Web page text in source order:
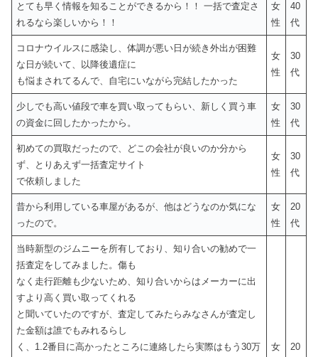
とても早く情報を知ることができるから！！ 一括で査定さ
れるなら楽しいから！！
女
性
40
代
コロナウイルスに感染し、体調が悪い日が続き外出が困難
な日が続いて、以降後遺症に
も悩まされてるんで、自宅にいながら完結したかった
女
性
30
代
少しでも高い値段で車を買い取ってもらい、新しく買う車
の資金に回したかったから。
女
性
30
代
初めての買取だったので、どこの会社が良いのか分から
ず、とりあえず一括査定サイト
で依頼しました
女
性
30
代
昔から利用している車屋があるが、他はどうなのか気にな
ったので。
女
性
20
代
当時新型のジムニーを所有しており、知り合いの勧めで一
括査定をしてみました。傷も
なく走行距離も少ないため、知り合いからはメーカーに出
すより高く買い取ってくれる
と聞いていたのですが、査定してみたらみなさんが査定し
た金額は誰でもみれるらし
く、1.2番目に高かったところに連絡したら実際はもう30万
女
20